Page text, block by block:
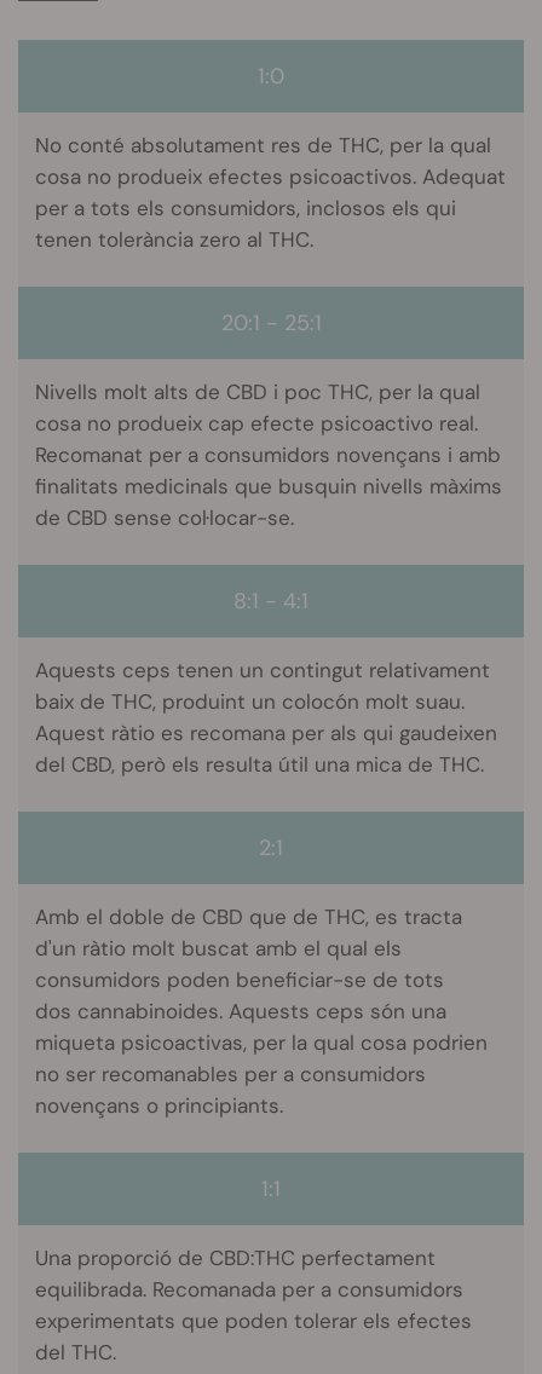
1:0
No conté absolutament res de THC, per la qual
cosa no produeix efectes psicoactivos. Adequat
per a tots els consumidors, inclosos els qui
tenen tolerància zero al THC.
20:1 - 25:1
Nivells molt alts de CBD i poc THC, per la qual
cosa no produeix cap efecte psicoactivo real.
Recomanat per a consumidors novençans i amb
finalitats medicinals que busquin nivells màxims
de CBD sense col·locar-se.
8:1 - 4:1
Aquests ceps tenen un contingut relativament
baix de THC, produint un colocón molt suau.
Aquest ràtio es recomana per als qui gaudeixen
del CBD, però els resulta útil una mica de THC.
2:1
Amb el doble de CBD que de THC, es tracta
d'un ràtio molt buscat amb el qual els
consumidors poden beneficiar-se de tots
dos cannabinoides. Aquests ceps són una
miqueta psicoactivas, per la qual cosa podrien
no ser recomanables per a consumidors
novençans o principiants.
1:1
Una proporció de CBD:THC perfectament
equilibrada. Recomanada per a consumidors
experimentats que poden tolerar els efectes
del THC.